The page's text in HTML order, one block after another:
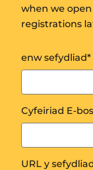
when we
registrations
enw sefydliad*
Cyfeiriad E-
URL y sefydliad